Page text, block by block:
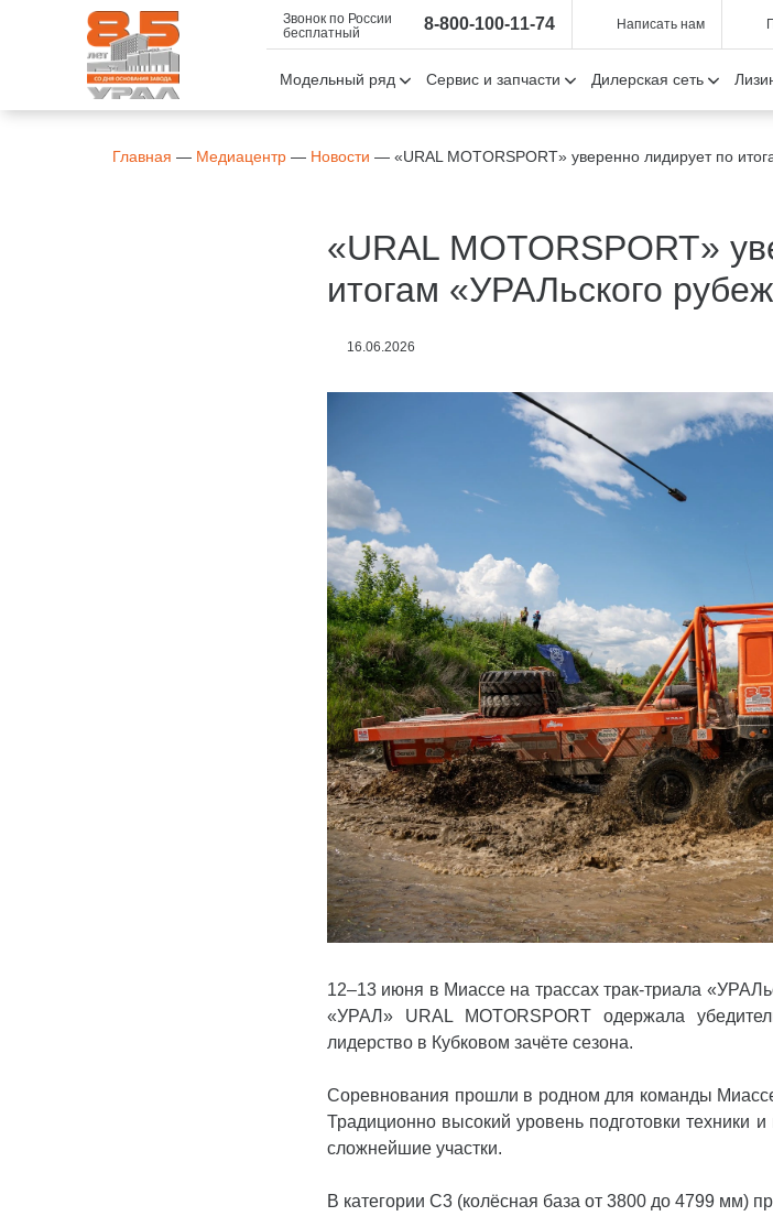
Звонок по России
бесплатный
8-800-100-11-74 Написать нам
Модельный ряд Сервис и запчасти Дилерская сеть
Главная — Медиацентр — Новости — «URAL MOTORSPORT» уверенно лидирует по
«URAL MOTORSPORT»
итогам «УРАЛьского
16.06.2026
12–13 июня в Миассе на трассах трак-триала
«УРАЛ» URAL MOTORSPORT одержала
лидерство в Кубковом зачёте сезона.
Соревнования прошли в родном для команды
Традиционно высокий уровень подготовки техники
сложнейшие участки.
В категории С3 (колёсная база от 3800 до 4799 мм)